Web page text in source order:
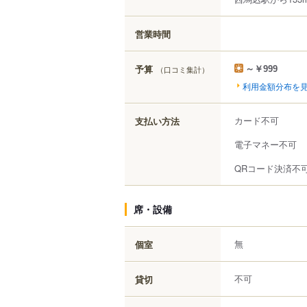
営業時間
予算 （口コミ集計） ～￥999
利用金額分布を
支払い方法
カード不可
電子マネー不可
QRコード決済不
席・設備
個室 無
貸切 不可